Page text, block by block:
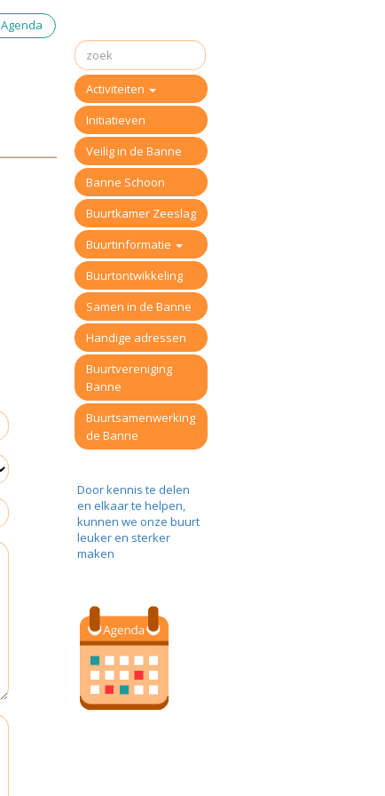
Agenda
Activiteiten
Initiatieven
Veilig in de Banne
Banne Schoon
Buurtkamer Zeeslag
Buurtinformatie
Buurtontwikkeling
Samen in de Banne
Handige adressen
Buurtvereniging
Banne
Buurtsamenwerking
de Banne
Door kennis te delen
en elkaar te helpen,
kunnen we onze buurt
leuker en sterker
maken